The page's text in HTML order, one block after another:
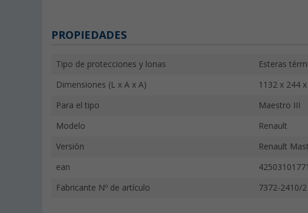
PROPIEDADES
Tipo de protecciones y lonas Esteras
Dimensiones (L x A x A) 1132 x 244
Para el tipo Maestro III
Modelo Renault
Versión Renault
ean
Fabricante Nº de artículo 7372-2410/2